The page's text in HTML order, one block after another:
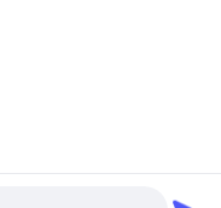
Tedarikçi. Telif hakkı